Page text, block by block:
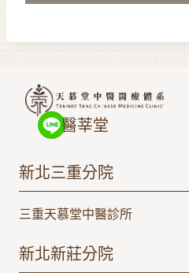
醫莘堂
新北三重分院
三重天慕堂中醫診所
新北新莊分院